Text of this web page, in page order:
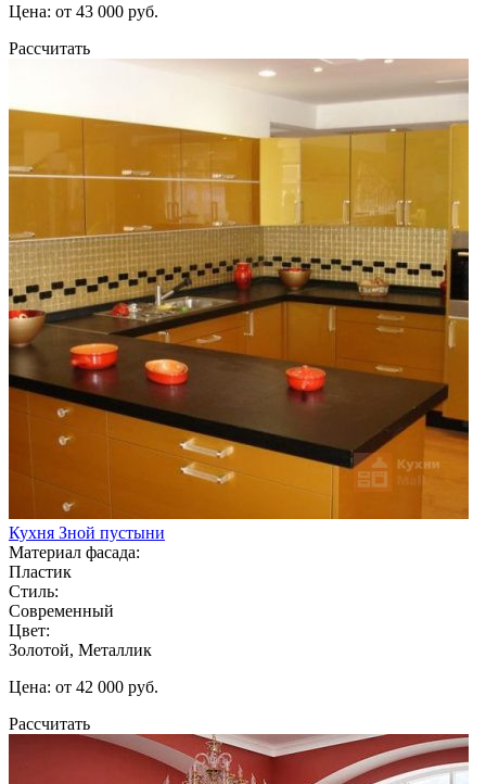
Цена: от 43 000 руб.
Рассчитать
Кухня Зной пустыни
Материал фасада:
Пластик
Стиль:
Современный
Цвет:
Золотой, Металлик
Цена: от 42 000 руб.
Рассчитать